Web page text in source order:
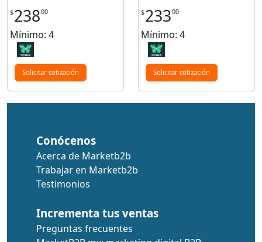
$23800
Mínimo: 4
Solicitar cotización
$23300
Mínimo: 4
Solicitar cotización
Conócenos
Acerca de Marketb2b
Trabajar en Marketb2b
Testimonios
Incrementa tus ventas
Preguntas frecuentes